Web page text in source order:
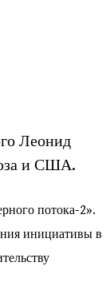
Леонид
и США.
потока-2».
инициативы в